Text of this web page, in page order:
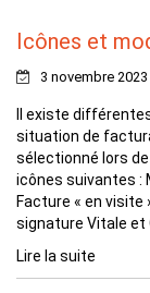
Icônes et
3 novembre 2023
Il existe
situation de
sélectionné lors
icônes suivantes :
Facture « en visite
signature Vitale et
Lire la suite